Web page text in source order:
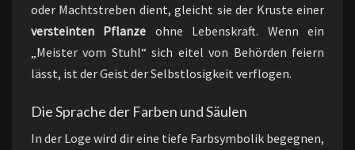
oder Machtstreben dient, gleicht sie der Kruste einer
versteinten Pflanze ohne Lebenskraft. Wenn ein
„Meister vom Stuhl“ sich eitel von Behörden feiern
lässt, ist der Geist der Selbstlosigkeit verflogen.
Die Sprache der Farben und Säulen
In der Loge wird dir eine tiefe Farbsymbolik begegnen,